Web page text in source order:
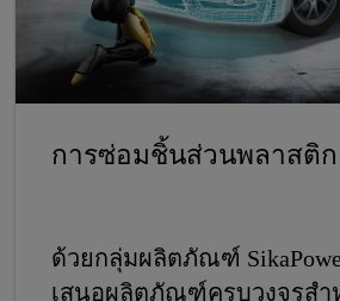
การซ่อมชิ้นส่วนพลาสติก
ด้วยกลุ่มผลิตภัณฑ์
เสนอผลิตภัณฑ์ครบวงจรสำ